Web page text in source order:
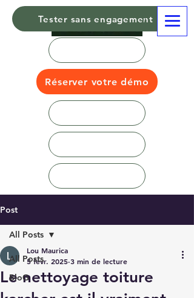
Tester sans engagement
Réserver votre démo
Post
All Posts
BloG
All Posts
Le nettoyage toiture
Lou Maurica
5 févr. 2025 3 min de lecture